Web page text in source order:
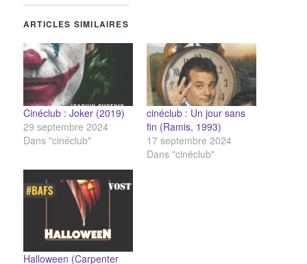
ARTICLES SIMILAIRES
Cinéclub : Joker (2019)
29 septembre 2024
Dans "cinéclub"
cinéclub : Un jour sans
fin (Ramis, 1993)
17 septembre 2024
Dans "cinéclub"
Halloween (Carpenter